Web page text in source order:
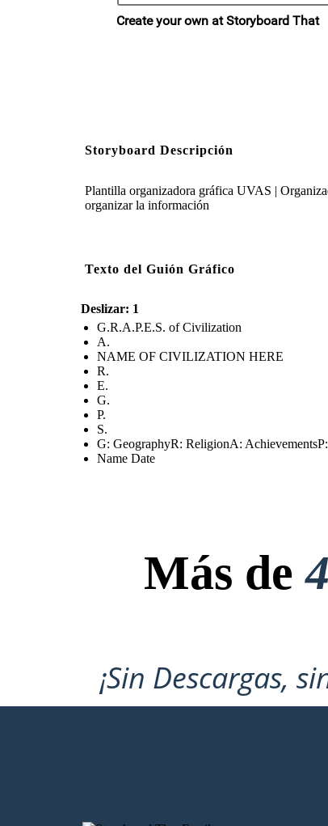
Storyboard Descripción
Plantilla organizadora gráfica UVAS |
organizar la información
Texto del Guión Gráfico
Deslizar: 1
G.R.A.P.E.S. of Civilization
A.
NAME OF CIVILIZATION HERE
R.
E.
G.
P.
S.
G: GeographyR: ReligionA:
Name Date
Más de
¡Sin Descargas,